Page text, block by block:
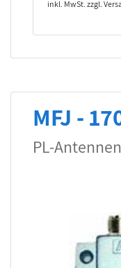
inkl. MwSt. zzgl.
MFJ -
PL-